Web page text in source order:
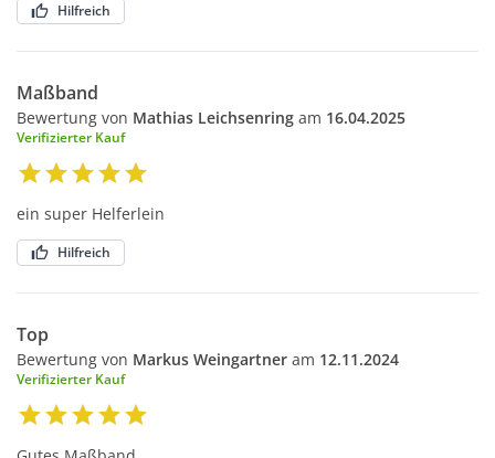
Hilfreich
Maßband
Bewertung von Mathias Leichsenring am 16.04.2025
Verifizierter Kauf
ein super Helferlein
Hilfreich
Top
Bewertung von Markus Weingartner am 12.11.2024
Verifizierter Kauf